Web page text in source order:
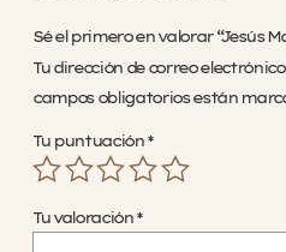
Sé el primero en valorar “Jesús
Tu dirección de correo
campos obligatorios están
Tu puntuación *
Tu valoración *